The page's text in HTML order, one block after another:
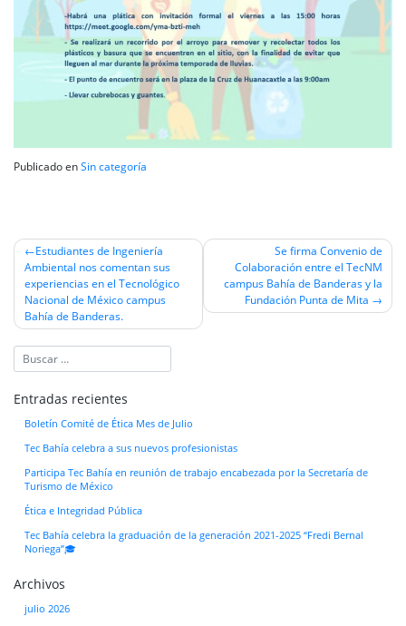
Publicado enSin categoría
Navegación
de
entradas
Estudiantes de Ingeniería
Ambiental nos comentan sus
experiencias en el Tecnológico
Nacional de México campus
Bahía de Banderas.
Se firma Convenio de
Colaboración entre el TecNM
campus Bahía de Banderas y la
Fundación Punta de Mita
Entradas recientes
Boletín Comité de Ética Mes de Julio
Tec Bahía celebra a sus nuevos profesionistas
Participa Tec Bahía en reunión de trabajo encabezada por la Secretaría de
Turismo de México
Ética e Integridad Pública
Tec Bahía celebra la graduación de la generación 2021-2025 “Fredi Bernal
Noriega”🎓
Archivos
julio 2026